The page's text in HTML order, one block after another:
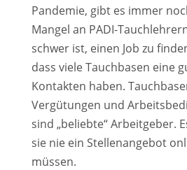
Pandemie, gibt es immer
Mangel an PADI-
schwer ist, einen Job zu
dass viele Tauchbasen eine
Kontakten haben.
Vergütungen und
sind „beliebte“ Arbeitgeber.
sie nie ein Stellenangebot
müssen.